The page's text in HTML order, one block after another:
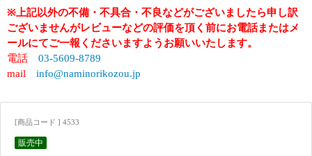
※上記以外の不備・不具合・不良などがございましたら申し訳
ございませんがレビューなどの評価を頂く前にお電話またはメ
ールにてご一報くださいますようお願いいたします。
電話 03-5609-8789
mail info@naminorikozou.jp
[商品コード ] 4533
販売中